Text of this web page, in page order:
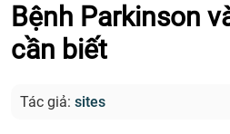
Bệnh Parkinson
cần biết
Tác giả: sites